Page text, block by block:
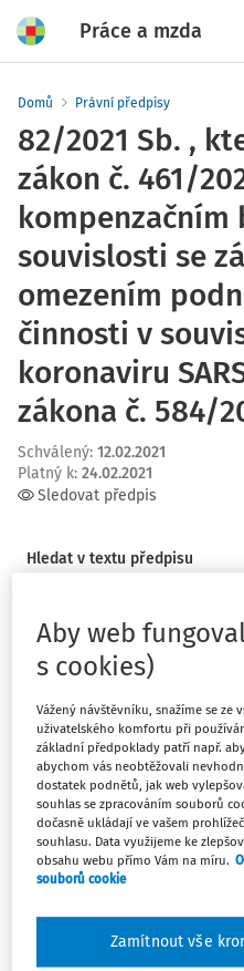
Práce a mzda
Domů Právní předpisy
82/2021 Sb. ,
zákon č. 461/
kompenzačním
souvislosti se
omezením
činnosti v
koronaviru
zákona č. 584/
Schválený: 12.02.2021
Platný k: 24.02.2021
Sledovat předpis
Hledat v textu předpisu
82/
ze dne
bonusu v souvislosti se
podnikatelské činnosti v
Aby web
s cookies)
Vážený návštěvníku, snažíme se ze
uživatelského komfortu při
základní předpoklady patří např.
abychom vás neobtěžovali
dostatek podnětů, jak web
souhlas se zpracováním souborů
dočasně ukládají ve vašem
souhlasu. Data využijeme ke
obsahu webu přímo Vám na míru.
souborů cookie
Zamítnout vše